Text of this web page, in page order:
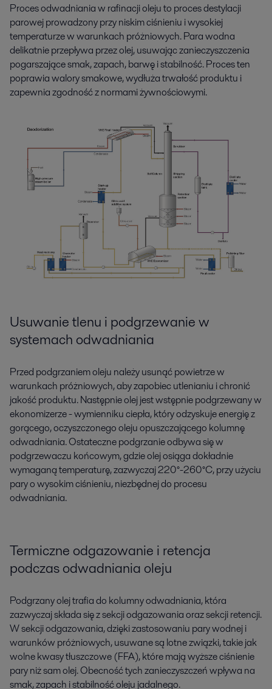
Proces odwadniania w rafinacji oleju to proces destylacji
parowej prowadzony przy niskim ciśnieniu i wysokiej
temperaturze w warunkach próżniowych. Para wodna
delikatnie przepływa przez olej, usuwając zanieczyszczenia
pogarszające smak, zapach, barwę i stabilność. Proces ten
poprawia walory smakowe, wydłuża trwałość produktu i
zapewnia zgodność z normami żywnościowymi.
Usuwanie tlenu i podgrzewanie w
systemach odwadniania
Przed podgrzaniem oleju należy usunąć powietrze w
warunkach próżniowych, aby zapobiec utlenianiu i chronić
jakość produktu. Następnie olej jest wstępnie podgrzewany w
ekonomizerze - wymienniku ciepła, który odzyskuje energię z
gorącego, oczyszczonego oleju opuszczającego kolumnę
odwadniania. Ostateczne podgrzanie odbywa się w
podgrzewaczu końcowym, gdzie olej osiąga dokładnie
wymaganą temperaturę, zazwyczaj 220°-260°C, przy użyciu
pary o wysokim ciśnieniu, niezbędnej do procesu
odwadniania.
Termiczne odgazowanie i retencja
podczas odwadniania oleju
Podgrzany olej trafia do kolumny odwadniania, która
zazwyczaj składa się z sekcji odgazowania oraz sekcji retencji.
W sekcji odgazowania, dzięki zastosowaniu pary wodnej i
warunków próżniowych, usuwane są lotne związki, takie jak
wolne kwasy tłuszczowe (FFA), które mają wyższe ciśnienie
pary niż sam olej. Obecność tych zanieczyszczeń wpływa na
smak, zapach i stabilność oleju jadalnego.